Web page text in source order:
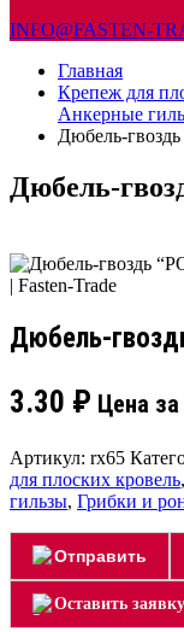
INFO@FASTEN-
Главная
Крепеж для
Анкерные
Дюбель-
Дюбель-
Дюбель-
3.30 ₽ Цена
Артикул: rx65
для плоских кровель,
гильзы, Грибки и
Отправить
Оставить заявку